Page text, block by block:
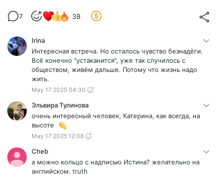
7 38
Irina
Интересная встреча. Но осталось чувство безнадёги.
Всё конечно "устаканится", уже так случилось с
обществом, живём дальше. Потому что жизнь надо
жить.
May 17 2025 04:30
Эльвира Тулинова
очень интересный человек, Катерина, как всегда, на
высоте
May 17 2025 12:08
Cheb
а можно кольцо с надписью Истина? желательно на
английском. truth